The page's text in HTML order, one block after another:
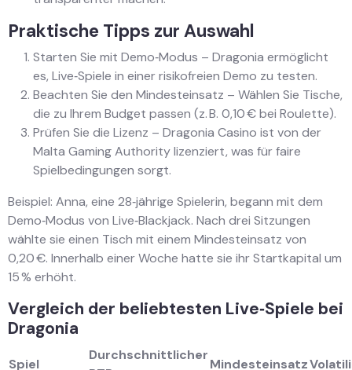
Praktische Tipps zur Auswahl
Starten Sie mit Demo‑Modus – Dragonia ermöglicht
es, Live‑Spiele in einer risikofreien Demo zu testen.
Beachten Sie den Mindesteinsatz – Wählen Sie Tische,
die zu Ihrem Budget passen (z. B. 0,10 € bei Roulette).
Prüfen Sie die Lizenz – Dragonia Casino ist von der
Malta Gaming Authority lizenziert, was für faire
Spielbedingungen sorgt.
Beispiel: Anna, eine 28‑jährige Spielerin, begann mit dem
Demo‑Modus von Live‑Blackjack. Nach drei Sitzungen
wählte sie einen Tisch mit einem Mindesteinsatz von
0,20 €. Innerhalb einer Woche hatte sie ihr Startkapital um
15 % erhöht.
Vergleich der beliebtesten Live‑Spiele bei
Dragonia
Spiel
Durchschnittlicher
Mindesteinsatz